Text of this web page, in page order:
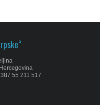
55 211 517